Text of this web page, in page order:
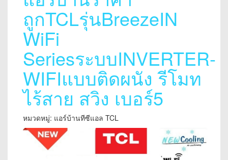
ถูกTCLรุ่นBreezeIN
WiFi
SeriesระบบINVERTER-
WIFIแบบติดผนัง รีโมท
ไร้สาย สวิง เบอร์5
หมวดหมู่: แอร์บ้านทีซีแอล TCL